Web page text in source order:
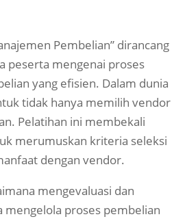
Pembelian” dirancang
peserta mengenai proses
yang efisien. Dalam dunia
tidak hanya memilih vendor
Pelatihan ini membekali
merumuskan kriteria seleksi
dengan vendor.
mengevaluasi dan
mengelola proses pembelian